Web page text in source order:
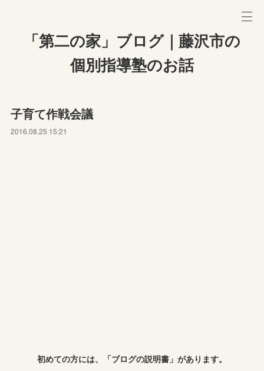
「第二の家」ブログ｜藤沢市の
個別指導塾のお話
子育て作戦会議
2016.08.25 15:21
初めての方には、「ブログの説明書」があります。